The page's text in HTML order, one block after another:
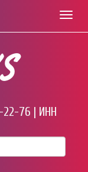
22-76 | ИНН